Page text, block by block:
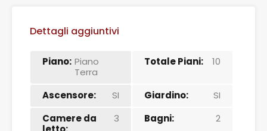
Dettagli aggiuntivi
Piano: Piano
Terra
Totale Piani: 10
Ascensore: SI Giardino:
SI
Camere da
3 Bagni: 2